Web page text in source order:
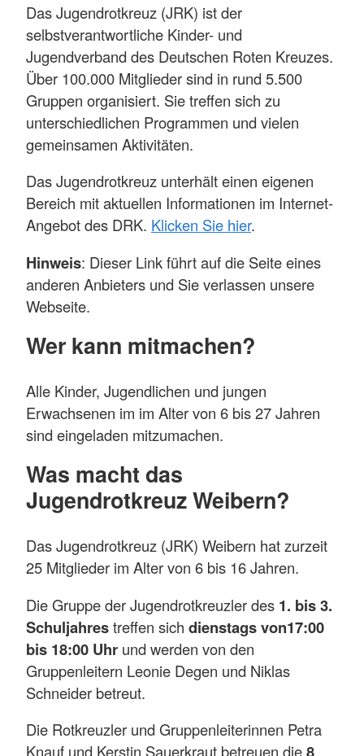
Das Jugendrotkreuz (JRK) ist der
selbstverantwortliche Kinder- und
Jugendverband des Deutschen Roten Kreuzes.
Über 100.000 Mitglieder sind in rund 5.500
Gruppen organisiert. Sie treffen sich zu
unterschiedlichen Programmen und vielen
gemeinsamen Aktivitäten.
Das Jugendrotkreuz unterhält einen eigenen
Bereich mit aktuellen Informationen im Internet-
Angebot des DRK. Klicken Sie hier.
Hinweis: Dieser Link führt auf die Seite eines
anderen Anbieters und Sie verlassen unsere
Webseite.
Wer kann mitmachen?
Alle Kinder, Jugendlichen und jungen
Erwachsenen im im Alter von 6 bis 27 Jahren
sind eingeladen mitzumachen.
Was macht das
Jugendrotkreuz Weibern?
Das Jugendrotkreuz (JRK) Weibern hat zurzeit
25 Mitglieder im Alter von 6 bis 16 Jahren.
Die Gruppe der Jugendrotkreuzler des 1. bis 3.
Schuljahrestreffen sich dienstags von17:00
bis 18:00 Uhr und werden von den
Gruppenleitern Leonie Degen und Niklas
Schneider betreut.
Die Rotkreuzler und Gruppenleiterinnen Petra
Knauf und Kerstin Sauerkraut betreuen die8